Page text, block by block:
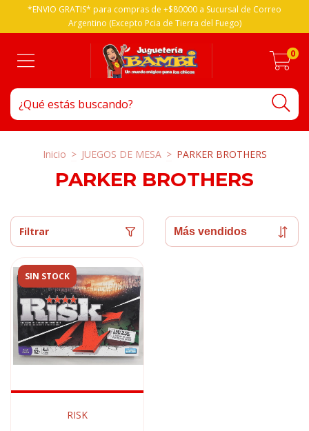
*ENVIO GRATIS* para compras de +$80000 a Sucursal de Correo
Argentino (Excepto Pcia de Tierra del Fuego)
0
Inicio > JUEGOS DE MESA > PARKER BROTHERS
PARKER BROTHERS
Filtrar
SIN STOCK
RISK